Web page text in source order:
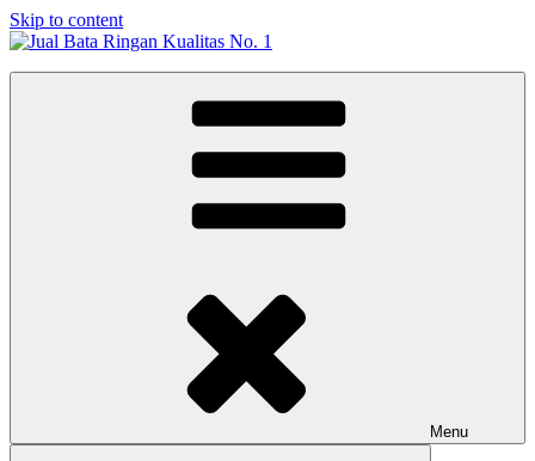
Skip to content
Jual Bata Ringan Kualitas No. 1
Menu